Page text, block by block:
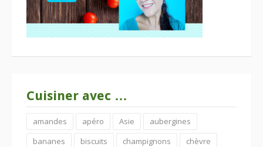
Cuisiner avec …
amandes apéro Asie
aubergines
bananes
biscuits champignons
chèvre